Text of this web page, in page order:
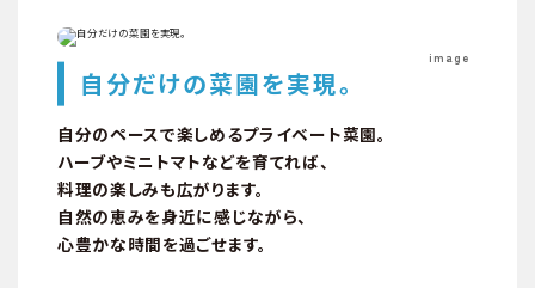
交通
image
自分だけの菜園を実現。
自分のペースで楽しめるプライベート菜園。
ハーブやミニトマトなどを育てれば、
料理の楽しみも広がります。
自然の恵みを身近に感じながら、
心豊かな時間を過ごせます。